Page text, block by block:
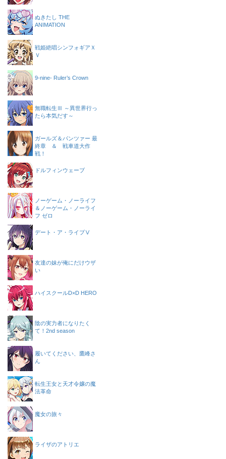
ぬきたし THE
ANIMATION
戦姫絶唱シンフォギアＸ
Ｖ
9-nine- Ruler’s Crown
無職転生Ⅲ ～異世界行っ
たら本気だす～
ガールズ＆パンツァー 最
終章 ＆ 戦車道大作
戦！
ドルフィンウェーブ
ノーゲーム・ノーライフ
＆ノーゲーム・ノーライ
フ ゼロ
デート・ア・ライブⅤ
友達の妹が俺にだけウザ
い
ハイスクールD×D HERO
陰の実力者になりたく
て！2nd season
履いてください、鷹峰さ
ん
転生王女と天才令嬢の魔
法革命
魔女の旅々
ライザのアトリエ